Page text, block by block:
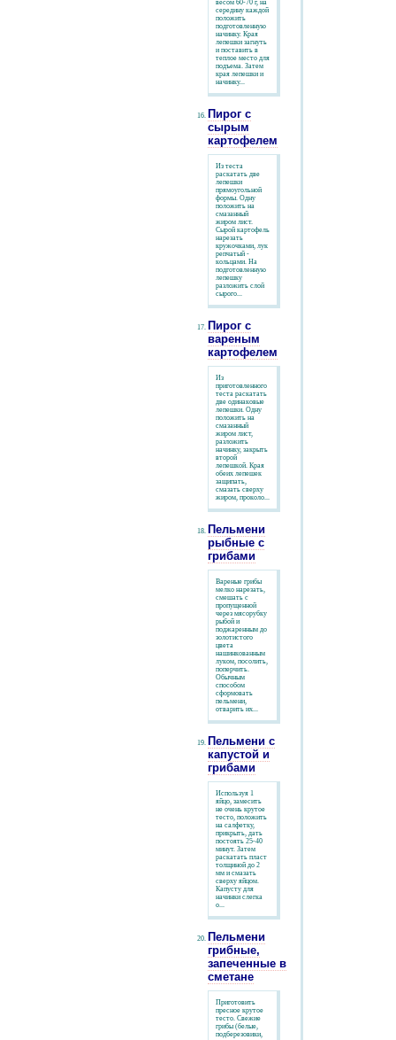
весом 60-70 г, на
середину каждой
положить
подготовленную
начинку. Края
лепешки загнуть
и поставить в
теплое место для
подъема. Затем
края лепешки и
начинку...
Пирог с
сырым
картофелем
Из теста
раскатать две
лепешки
прямоугольной
формы. Одну
положить на
смазанный
жиром лист.
Сырой картофель
нарезать
кружочками, лук
репчатый -
кольцами. На
подготовленную
лепешку
разложить слой
сырого...
Пирог с
вареным
картофелем
Из
приготовленного
теста раскатать
две одинаковые
лепешки. Одну
положить на
смазанный
жиром лист,
разложить
начинку, закрыть
второй
лепешкой. Края
обеих лепешек
защипать,
смазать сверху
жиром, проколо...
Пельмени
рыбные с
грибами
Вареные грибы
мелко нарезать,
смешать с
пропущенной
через мясорубку
рыбой и
поджаренным до
золотистого
цвета
нашинкованным
луком, посолить,
поперчить.
Обычным
способом
сформовать
пельмени,
отварить их...
Пельмени с
капустой и
грибами
Используя 1
яйцо, замесить
не очень крутое
тесто, положить
на салфетку,
прикрыть, дать
постоять 25-40
минут. Затем
раскатать пласт
толщиной до 2
мм и смазать
сверху яйцом.
Капусту для
начинки слегка
о...
Пельмени
грибные,
запеченные в
сметане
Приготовить
пресное крутое
тесто. Свежие
грибы (белые,
подберезовики,